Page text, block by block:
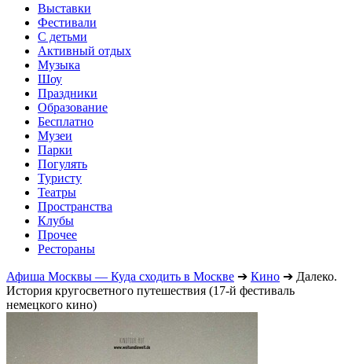
Выставки
Фестивали
С детьми
Активный отдых
Музыка
Шоу
Праздники
Образование
Бесплатно
Музеи
Парки
Погулять
Туристу
Театры
Пространства
Клубы
Прочее
Рестораны
Афиша Москвы — Куда сходить в Москве ➔ Кино ➔ Далеко.
История кругосветного путешествия (17-й фестиваль
немецкого кино)